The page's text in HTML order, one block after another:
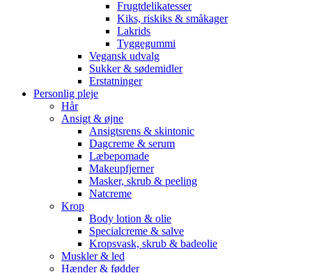
Frugtdelikatesser
Kiks, riskiks & småkager
Lakrids
Tyggegummi
Vegansk udvalg
Sukker & sødemidler
Erstatninger
Personlig pleje
Hår
Ansigt & øjne
Ansigtsrens & skintonic
Dagcreme & serum
Læbepomade
Makeupfjerner
Masker, skrub & peeling
Natcreme
Krop
Body lotion & olie
Specialcreme & salve
Kropsvask, skrub & badeolie
Muskler & led
Hænder & fødder